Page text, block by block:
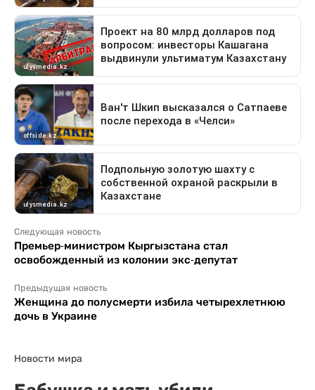
Следующая новость
Премьер-министром Кыргызстана стал
освобожденный из колонии экс-депутат
Предыдущая новость
Женщина до полусмерти избила четырехлетнюю
дочь в Украине
Новости мира